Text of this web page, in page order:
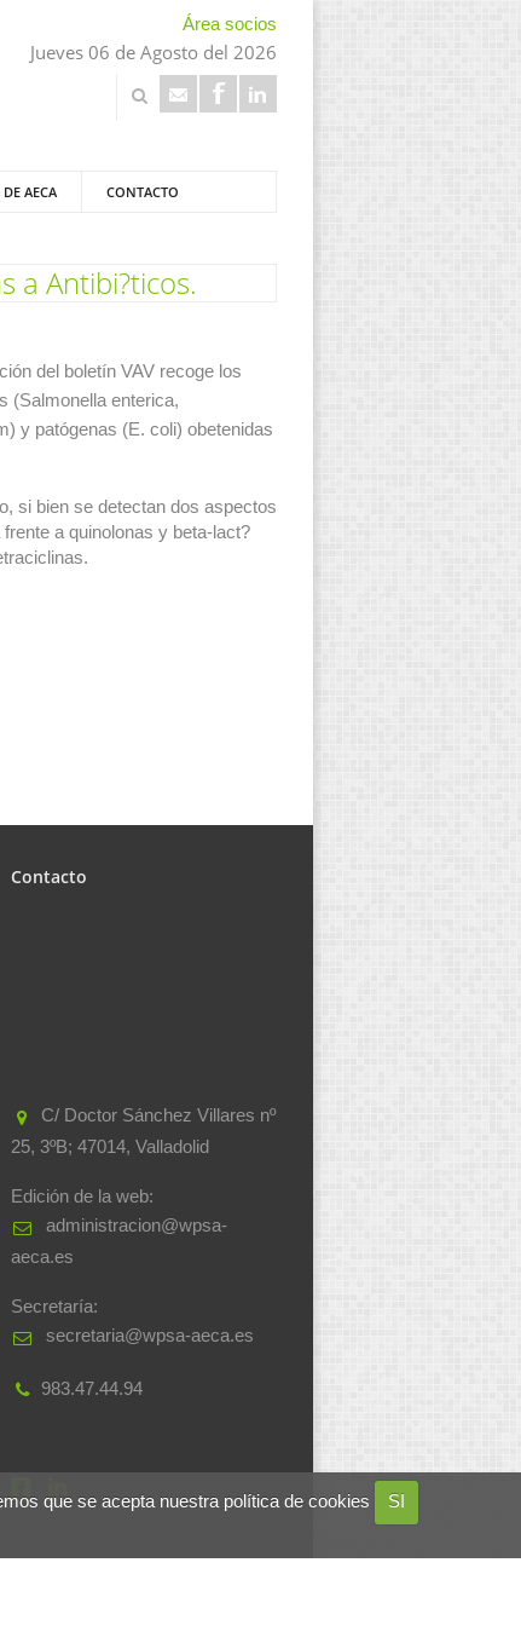
que se acepta nuestra política de cookies
SI
Área socios
Jueves 06 de Agosto del 2026
AECA CONTACTO
a Antibi?ticos.
del boletín VAV recoge los
(Salmonella enterica,
y patógenas (E. coli) obetenidas
si bien se detectan dos aspectos
a quinolonas y beta-lact?
Contacto
C/ Doctor Sánchez Villares nº
25, 3ºB; 47014, Valladolid
Edición de la web:
administracion@wpsa-
aeca.es
Secretaría:
secretaria@wpsa-aeca.es
983.47.44.94